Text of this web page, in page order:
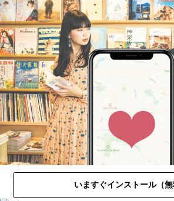
いますぐインストール（無